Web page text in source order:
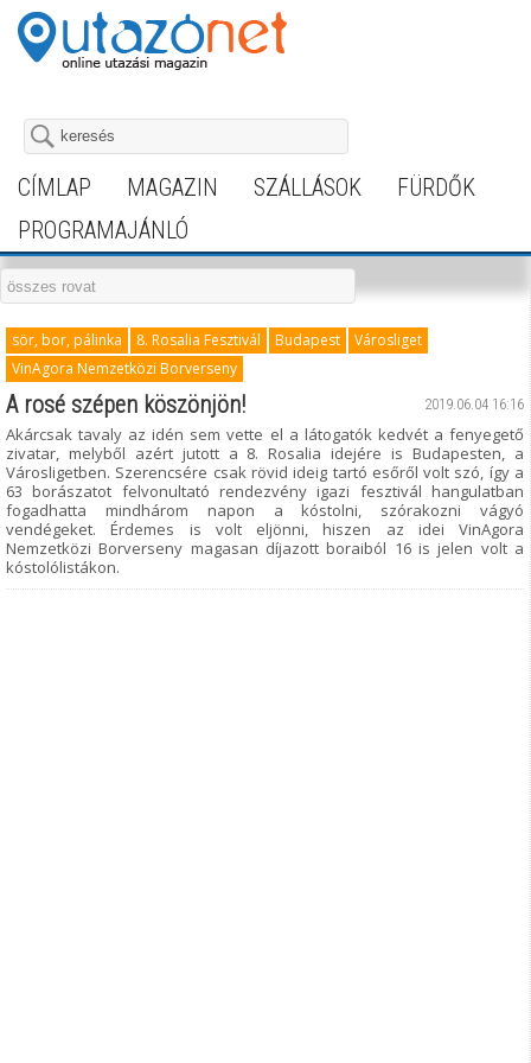
CÍMLAP MAGAZIN SZÁLLÁSOK
FÜRDŐK
PROGRAMAJÁNLÓ
sör, bor, pálinka 8. Rosalia Fesztivál Budapest
Városliget
VinAgora Nemzetközi Borverseny
2019.06.04 16:16
A rosé szépen köszönjön!
Akárcsak tavaly az idén sem vette el a látogatók kedvét a fenyegető
zivatar, melyből azért jutott a 8. Rosalia idejére is Budapesten, a
Városligetben. Szerencsére csak rövid ideig tartó esőről volt szó, így a
63 borászatot felvonultató rendezvény igazi fesztivál hangulatban
fogadhatta mindhárom napon a kóstolni, szórakozni vágyó
vendégeket. Érdemes is volt eljönni, hiszen az idei VinAgora
Nemzetközi Borverseny magasan díjazott boraiból 16 is jelen volt a
kóstolólistákon.